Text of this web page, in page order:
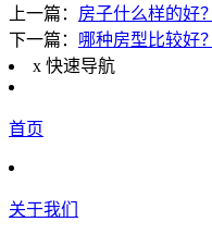
上一篇： 房子什么样的好
下一篇： 哪种房型比较好
x 快速导航
首页
关于我们